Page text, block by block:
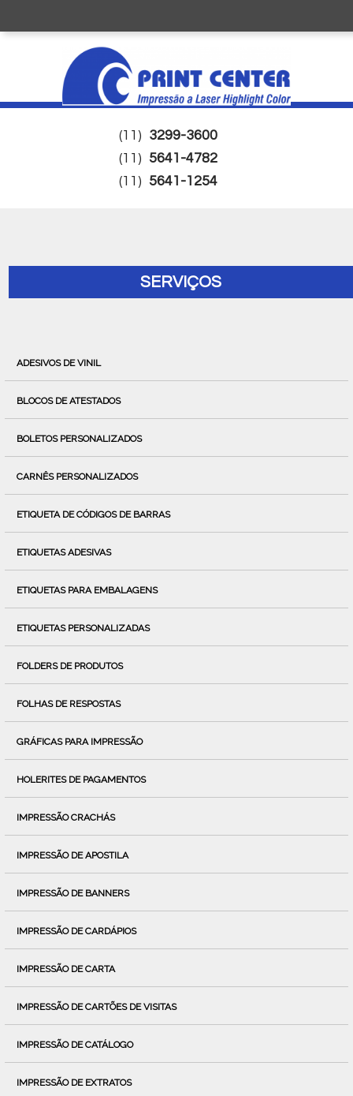
(11) 3299-3600
(11) 5641-4782
(11) 5641-1254
SERVIÇOS
ADESIVOS DE VINIL
BLOCOS DE ATESTADOS
BOLETOS PERSONALIZADOS
CARNÊS PERSONALIZADOS
ETIQUETA DE CÓDIGOS DE BARRAS
ETIQUETAS ADESIVAS
ETIQUETAS PARA EMBALAGENS
ETIQUETAS PERSONALIZADAS
FOLDERS DE PRODUTOS
FOLHAS DE RESPOSTAS
GRÁFICAS PARA IMPRESSÃO
HOLERITES DE PAGAMENTOS
IMPRESSÃO CRACHÁS
IMPRESSÃO DE APOSTILA
IMPRESSÃO DE BANNERS
IMPRESSÃO DE CARDÁPIOS
IMPRESSÃO DE CARTA
IMPRESSÃO DE CARTÕES DE VISITAS
IMPRESSÃO DE CATÁLOGO
IMPRESSÃO DE EXTRATOS